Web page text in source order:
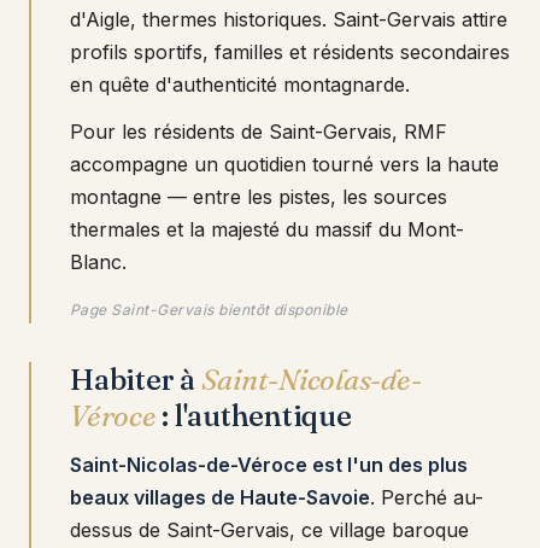
d'Aigle, thermes historiques. Saint-Gervais attire
profils sportifs, familles et résidents secondaires
en quête d'authenticité montagnarde.
Pour les résidents de Saint-Gervais, RMF
accompagne un quotidien tourné vers la haute
montagne — entre les pistes, les sources
thermales et la majesté du massif du Mont-
Blanc.
Page Saint-Gervais bientôt disponible
Habiter à Saint-Nicolas-de-
Véroce : l'authentique
Saint-Nicolas-de-Véroce est l'un des plus
beaux villages de Haute-Savoie. Perché au-
dessus de Saint-Gervais, ce village baroque